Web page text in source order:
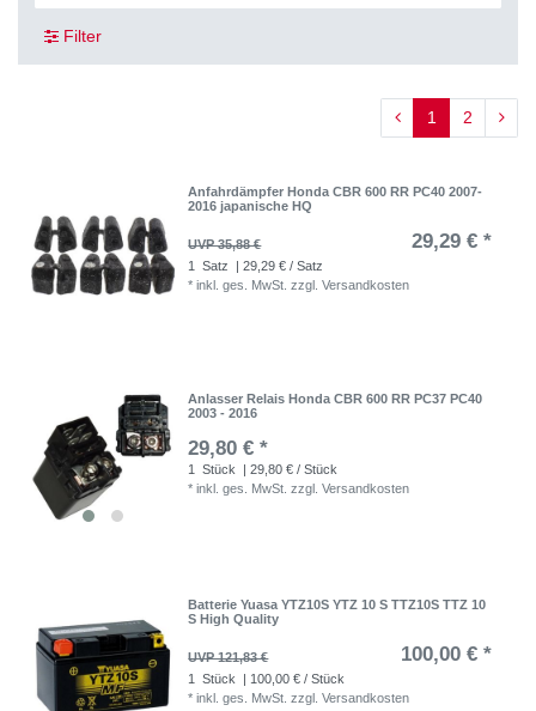
Filter
1 2
Anfahrdämpfer Honda CBR 600 RR PC40 2007-
2016 japanische HQ
UVP 35,88 € 29,29 € *
1 Satz
| 29,29 € / Satz
*inkl. ges. MwSt. zzgl.Versandkosten
Anlasser Relais Honda CBR 600 RR PC37 PC40
2003 - 2016
29,80 € *
1 Stück
| 29,80 € / Stück
*inkl. ges. MwSt. zzgl.Versandkosten
Batterie Yuasa YTZ10S YTZ 10 S TTZ10S TTZ 10
S High Quality
UVP 121,83 € 100,00 € *
1 Stück
| 100,00 € / Stück
*inkl. ges. MwSt. zzgl.Versandkosten